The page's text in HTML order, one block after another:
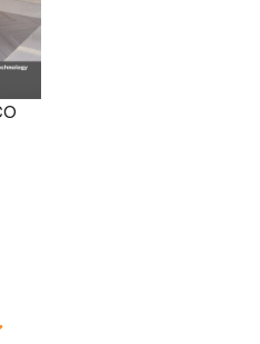
bàn ăn Marco
Grey được thiết kế
vẻ đẹp tinh tế và